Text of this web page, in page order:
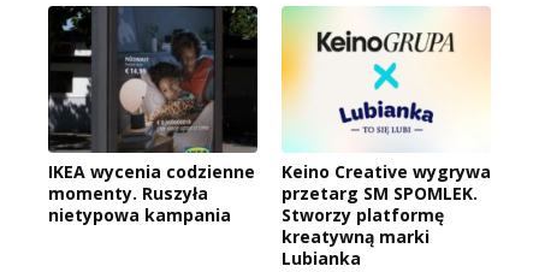
IKEA wycenia codzienne
momenty. Ruszyła
nietypowa kampania
Keino Creative wygrywa
przetarg SM SPOMLEK.
Stworzy platformę
kreatywną marki
Lubianka